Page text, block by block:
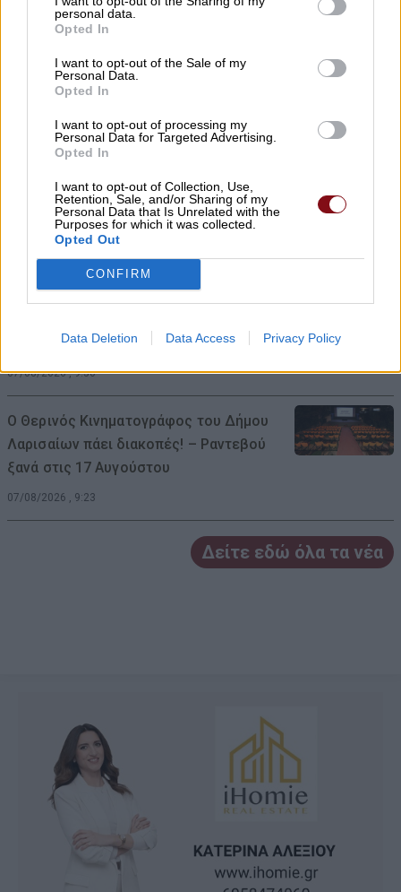
personal data.
Opted In
I want to opt-out of the Sale of my
Personal Data.
Opted In
I want to opt-out of processing my
Personal Data for Targeted Advertising.
Opted In
I want to opt-out of Collection, Use,
Retention, Sale, and/or Sharing of my
Personal Data that Is Unrelated with the
Purposes for which it was collected.
Opted Out
CONFIRM
Data Deletion Data Access Privacy Policy
ποταμού
Ι.Σ. Λάρισας: Σύντομες οδηγίες
προστασίας από τον καύσωνα
07/08/2026 , 10:09
Δείτε τη νέα ρυθμιστική 2026 -27 για το
07/08/2026 , 9:56
Η εντυπωσιακή παιδική παράσταση
στα Φάρσαλα!
07/08/2026 , 9:30
Ο Θερινός Κινηματογράφος του Δήμου
Λαρισαίων πάει διακοπές! – Ραντεβού
ξανά στις 17 Αυγούστου
07/08/2026 , 9:23
Δείτε εδώ όλα τα νέα